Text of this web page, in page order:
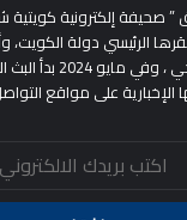
” صحيفة إلكترونية
الرئيسي دولة
الكاتب/ مطلق
الإخبارية على مواقع